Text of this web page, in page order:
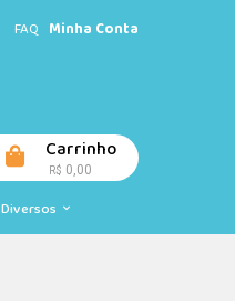
FAQ Minha Conta
Carrinho
R$ 0,00
Diversos